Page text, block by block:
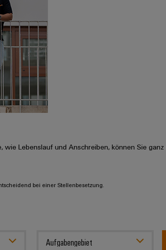
Lebenslauf und Anschreiben, können Sie
bei einer Stellenbesetzung.
Aufgabengebiet